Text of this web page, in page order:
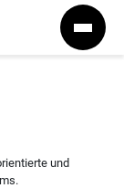
und